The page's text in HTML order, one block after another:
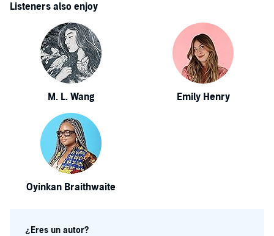
Listeners also enjoy
M. L. Wang Emily Henry
Oyinkan Braithwaite
¿Eres un autor?